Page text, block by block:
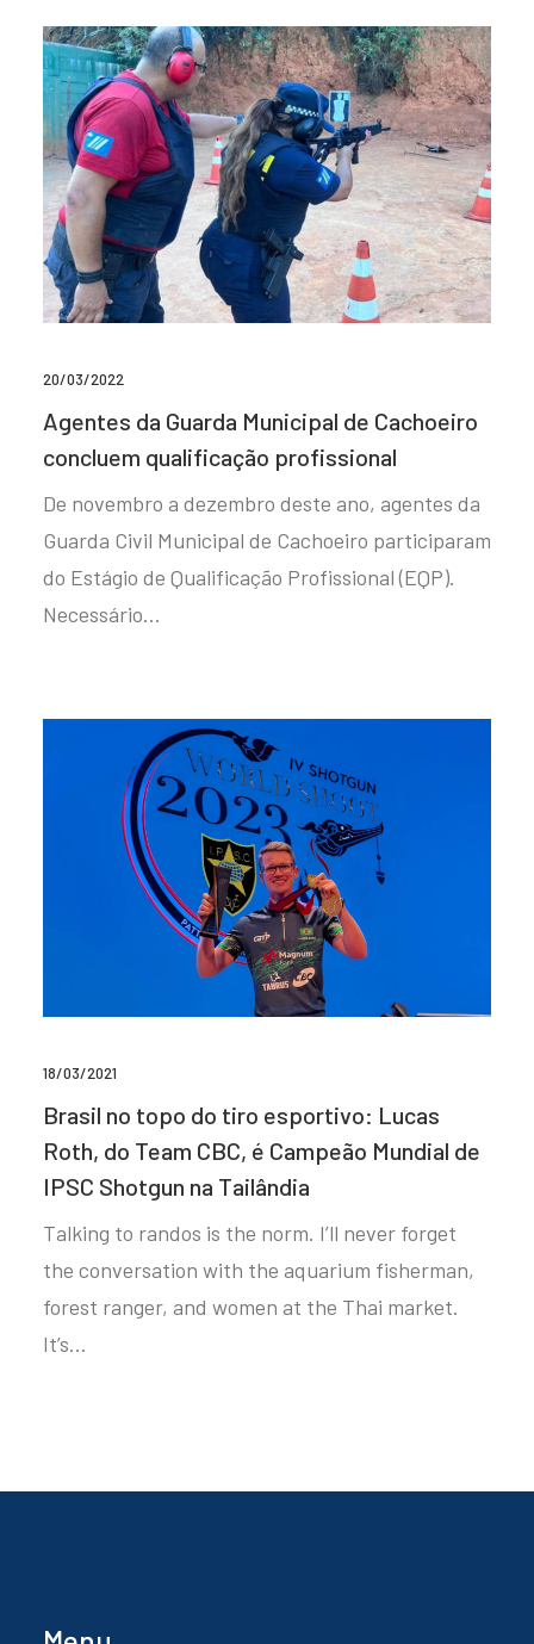
20/03/2022
Agentes da Guarda Municipal de Cachoeiro
concluem qualificação profissional
De novembro a dezembro deste ano, agentes da
Guarda Civil Municipal de Cachoeiro participaram
do Estágio de Qualificação Profissional (EQP).
Necessário…
18/03/2021
Brasil no topo do tiro esportivo: Lucas
Roth, do Team CBC, é Campeão Mundial de
IPSC Shotgun na Tailândia
Talking to randos is the norm. I’ll never forget
the conversation with the aquarium fisherman,
forest ranger, and women at the Thai market.
It’s…